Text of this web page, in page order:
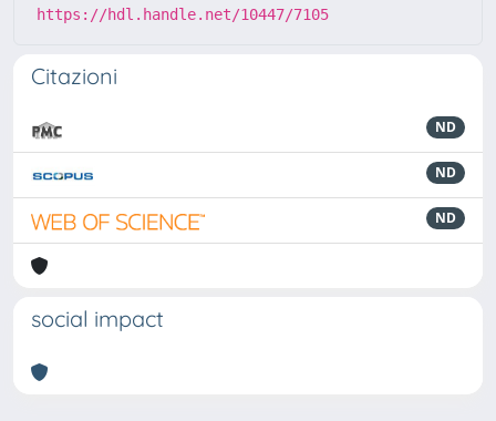
https://hdl.handle.net/10447/7105
Citazioni
ND
ND
ND
social impact